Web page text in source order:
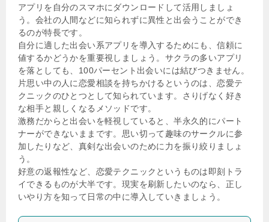
アプリを自分のスマホにダウンロードして活用しましょ
う。会社の人間などに知られずに異性と出会うことができ
るのが特長です。
自分に適した出会い系アプリを導入するためにも、信頼に
値するかどうかを重要視しましょう。サクラの多いアプリ
を落としても、100パーセント出会いには結びつきません。
片思い中の人に恋愛相談を持ちかけるというのは、恋愛テ
クニックのひとつとして知られています。さりげなく好き
な相手と親しくなるメソッドです。
激務だからと出会いを軽視していると、半永久的にパート
ナーができないままです。思い切って趣味のサークルに参
加したりなど、真剣な出会いのために力を振り絞りましょ
う。
好意の返報性など、恋愛テクニックというものは即刻トラ
イできるものが大半です。現実を刷新したいのなら、正し
いやり方を知って日常の中に導入していきましょう。